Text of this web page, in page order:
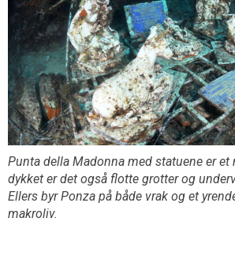
Punta della Madonna med statuene er et
dykket er det også flotte grotter og
Ellers byr Ponza på både vrak og et
makroliv.